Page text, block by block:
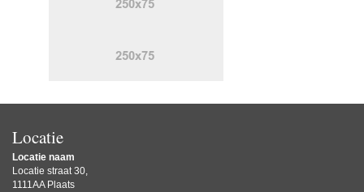
Locatie
Locatie naam
Locatie straat 30,
1111AA Plaats